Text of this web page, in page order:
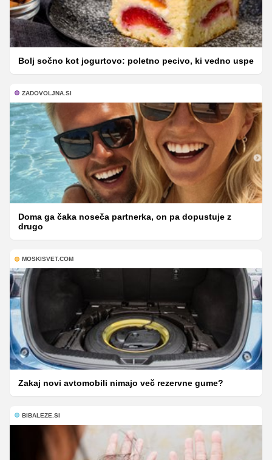
Bolj sočno kot jogurtovo: poletno pecivo, ki vedno uspe
ZADOVOLJNA.SI
Doma ga čaka noseča partnerka, on pa dopustuje z
drugo
MOSKISVET.COM
Zakaj novi avtomobili nimajo več rezervne gume?
BIBALEZE.SI